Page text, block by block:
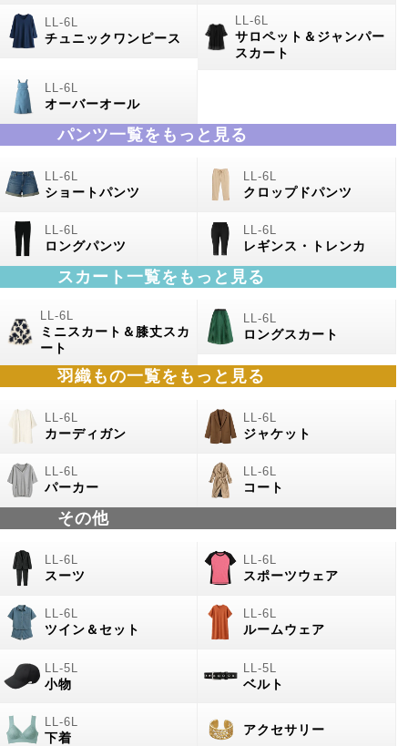
チュニックワンピース
サロペット＆ジャンパー
スカート
オーバーオール
パンツ一覧をもっと見る
ショートパンツ クロップドパンツ
ロングパンツ レギンス・トレンカ
スカート一覧をもっと見る
ミニスカート＆膝丈スカ
ート
ロングスカート
羽織もの一覧をもっと見る
カーディガン ジャケット
パーカー コート
その他
スーツ スポーツウェア
ツイン＆セット ルームウェア
小物 ベルト
下着
アクセサリー